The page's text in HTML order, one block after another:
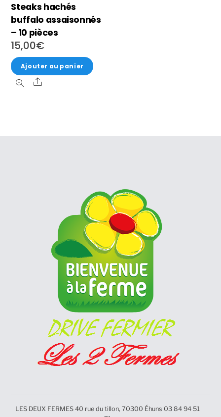
Steaks hachés
buffalo assaisonnés
– 10 pièces
15,00€
Ajouter au panier
Share
LES DEUX FERMES 40 rue du tillon, 70300 Éhuns 03 84 94 51